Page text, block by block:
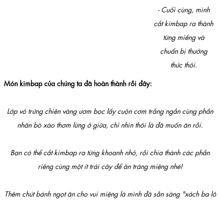
- Cuối cùng, mình
cắt kimbap ra thành
từng miếng và
chuẩn bị thưởng
thức thôi.
Món kimbap của chúng ta đã hoàn thành rồi đây:
Lớp vỏ trứng chiên vàng ươm bọc lấy cuộn cơm trắng ngần cùng phần
nhân bò xào thơm lừng ở giữa, chỉ nhìn thôi là đã muốn ăn rồi.
Bạn có thể cắt kimbap ra từng khoanh nhỏ, rồi chia thành các phần
riêng cùng một ít trái cây để ăn tráng miệng nhé!
Thêm chút bánh ngọt ăn cho vui miệng là mình đã sẵn sàng "xách ba lô